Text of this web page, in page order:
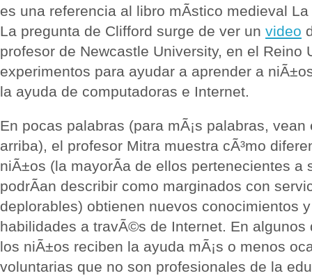
es una referencia al libro mÃ­stico medieval
La pregunta de Clifford surge de ver un video
profesor de Newcastle University, en el Reino
experimentos para ayudar a aprender a
la ayuda de computadoras e Internet.
En pocas palabras (para mÃ¡s palabras, vean
arriba), el profesor Mitra muestra cÃ³mo
niÃ±os (la mayorÃ­a de ellos pertenecientes a
podrÃ­an describir como marginados con
deplorables) obtienen nuevos conocimientos
habilidades a travÃ©s de Internet. En algunos
los niÃ±os reciben la ayuda mÃ¡s o menos
voluntarias que no son profesionales de la